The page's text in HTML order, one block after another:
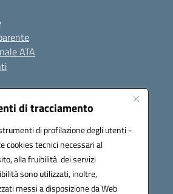
di tracciamento
di profilazione degli utenti -
cookies tecnici necessari al
alla fruibilità dei servizi
sono utilizzati, inoltre,
messi a disposizione da Web
ATA